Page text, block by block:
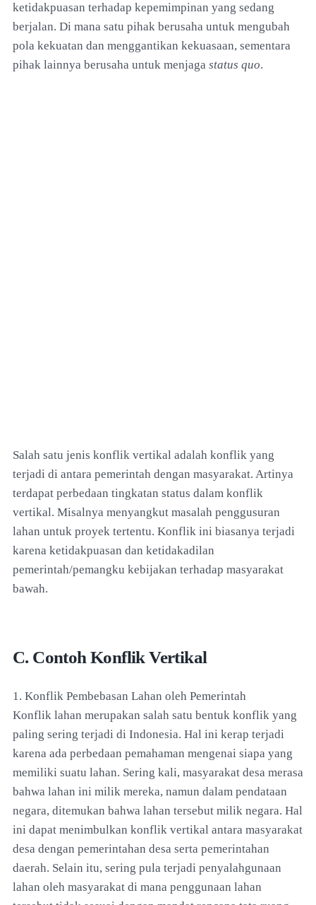
ketidakpuasan terhadap kepemimpinan yang sedang
berjalan. Di mana satu pihak berusaha untuk mengubah
pola kekuatan dan menggantikan kekuasaan, sementara
pihak lainnya berusaha untuk menjaga status quo.
Salah satu jenis konflik vertikal adalah konflik yang
terjadi di antara pemerintah dengan masyarakat. Artinya
terdapat perbedaan tingkatan status dalam konflik
vertikal. Misalnya menyangkut masalah penggusuran
lahan untuk proyek tertentu. Konflik ini biasanya terjadi
karena ketidakpuasan dan ketidakadilan
pemerintah/pemangku kebijakan terhadap masyarakat
bawah.
C. Contoh Konflik Vertikal
1. Konflik Pembebasan Lahan oleh Pemerintah
Konflik lahan merupakan salah satu bentuk konflik yang
paling sering terjadi di Indonesia. Hal ini kerap terjadi
karena ada perbedaan pemahaman mengenai siapa yang
memiliki suatu lahan. Sering kali, masyarakat desa merasa
bahwa lahan ini milik mereka, namun dalam pendataan
negara, ditemukan bahwa lahan tersebut milik negara. Hal
ini dapat menimbulkan konflik vertikal antara masyarakat
desa dengan pemerintahan desa serta pemerintahan
daerah. Selain itu, sering pula terjadi penyalahgunaan
lahan oleh masyarakat di mana penggunaan lahan